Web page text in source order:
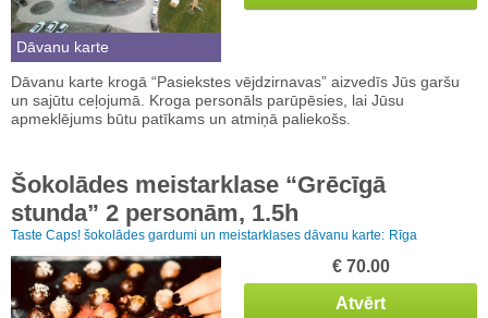
Dāvanu karte
Dāvanu karte krogā “Pasiekstes vējdzirnavas” aizvedīs Jūs garšu
un sajūtu ceļojumā. Kroga personāls parūpēsies, lai Jūsu
apmeklējums būtu patīkams un atmiņā paliekošs.
Šokolādes meistarklase “Grēcīgā
stunda” 2 personām, 1.5h
Taste Caps! šokolādes gardumi un meistarklases dāvanu karte: Rīga
€ 70.00
Atvērt